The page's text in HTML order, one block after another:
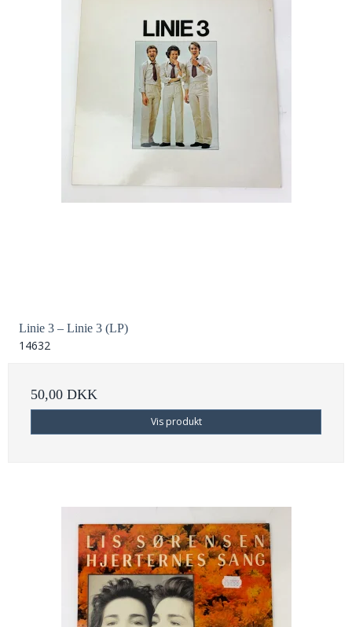
Linie 3 – Linie 3 (LP)
14632
50,00 DKK
Vis produkt